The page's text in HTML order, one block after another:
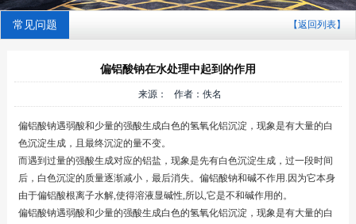
常见问题 【返回列表】
偏铝酸钠在水处理中起到的作用
来源： 作者：佚名
偏铝酸钠遇弱酸和少量的强酸生成白色的氢氧化铝沉淀，现象是有大量的白
色沉淀生成，且最终沉淀的量不变。
而遇到过量的强酸生成对应的铝盐，现象是先有白色沉淀生成，过一段时间
后，白色沉淀的质量逐渐减小，最后消失。偏铝酸钠和碱不作用.因为它本身
由于偏铝酸根离子水解,使得溶液显碱性,所以,它是不和碱作用的。
偏铝酸钠遇弱酸和少量的强酸生成白色的氢氧化铝沉淀，现象是有大量的白